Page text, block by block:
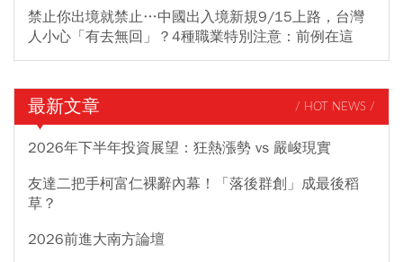
禁止你出境就禁止…中國出入境新規9/15上路，台灣
人小心「有去無回」？4種職業特別注意：前例在這
最新文章 / HOT NEWS /
2026年下半年投資展望：狂熱漲勢 vs 嚴峻現實
友達二把手柯富仁裸辭內幕！「落後群創」成最後稻
草？
2026前進大南方論壇